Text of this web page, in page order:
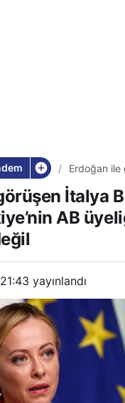
Erdoğan ile
Türkiye’nin
gündemde
İtalya
AB
yayınlandı